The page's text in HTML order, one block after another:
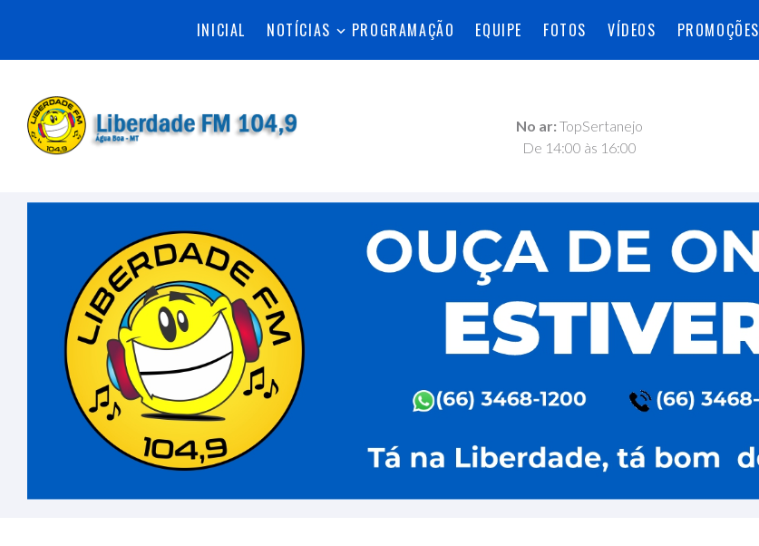
INICIAL NOTÍCIAS PROGRAMAÇÃO EQUIPE FOTOS VÍDEOS PROMOÇÕES
No ar: TopSertanejo
De 14:00 às 16:00